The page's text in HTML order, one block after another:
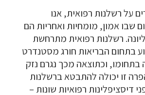
על רשלנות רפואית, אנו
שבו אמון, מומחיות ואחריות הם
רשלנות רפואית מתרחשת
בתחום הבריאות חורג מסטנדרט
בתחומו, וכתוצאה מכך נגרם נזק
זו יכולה להתבטא ברשלנות
דיסציפלינות רפואיות שונות –